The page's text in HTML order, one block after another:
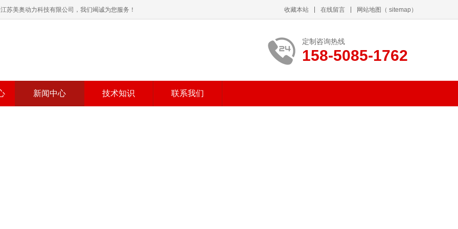
苏美奥动力科技有限公司，我们竭诚为您服务！ 收藏本站 在线留言 网站地图 （ sitemap ）
定制咨询热线
158-5085-1762
新闻中心 技术知识 联系我们